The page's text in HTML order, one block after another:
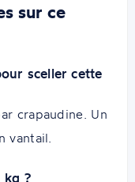
sur ce
sceller cette
crapaudine. Un
vantail.
kg ?